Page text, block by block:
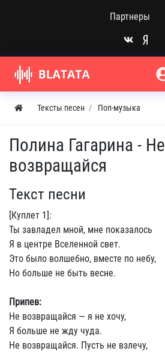
Партнеры
Тексты песен Поп-музыка
Полина Гагарина - Не
возвращайся
Текст песни
[Куплет 1]:
Ты завладел мной, мне показалось
Я в центре Вселенной свет.
Это было волшебно, вместе по небу,
Но больше не быть весне.
Припев:
Не возвращайся — я не хочу,
Я больше не жду чуда.
Не возвращайся. Пусть не взлечу,